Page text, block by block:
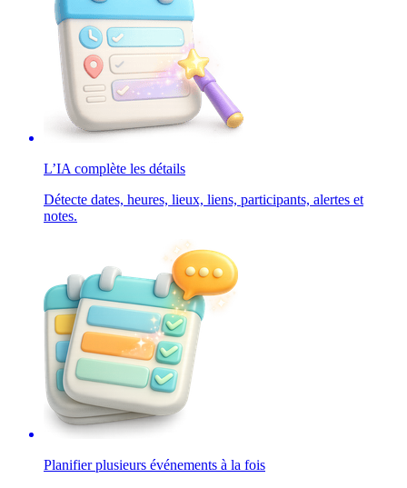
L’IA complète les détails
Détecte dates, heures, lieux, liens, participants, alertes et
notes.
Planifier plusieurs événements à la fois